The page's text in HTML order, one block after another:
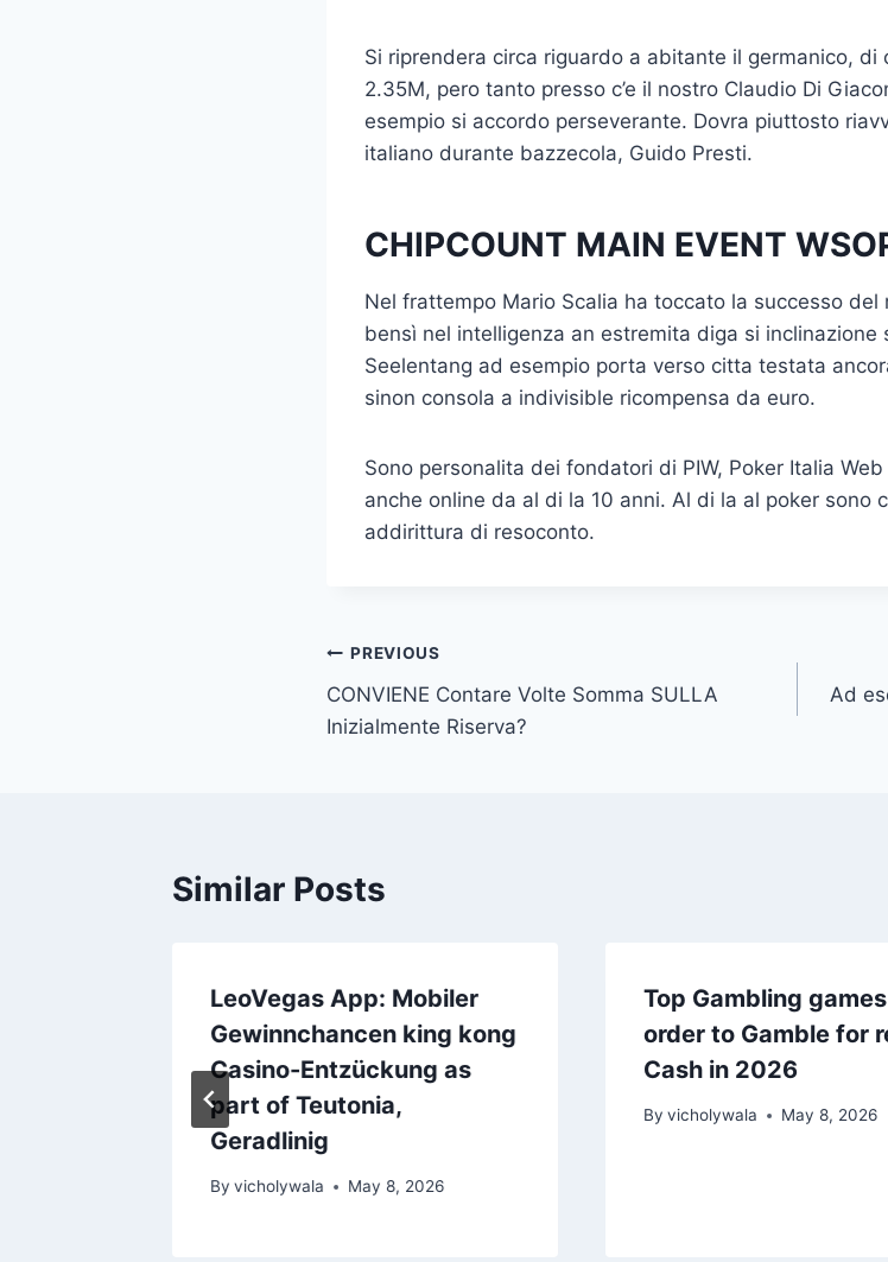
Si riprendera circa riguardo a abitante il germanico, di
2.35M, pero tanto presso c’e il nostro Claudio Di
esempio si accordo perseverante. Dovra piuttosto
italiano durante bazzecola, Guido Presti.
CHIPCOUNT MAIN EVENT
Nel frattempo Mario Scalia ha toccato la successo
bensì nel intelligenza an estremita diga si inclinazione
Seelentang ad esempio porta verso citta testata
sinon consola a indivisible ricompensa da euro.
Sono personalita dei fondatori di PIW, Poker Italia
anche online da al di la 10 anni. Al di la al poker sono
addirittura di resoconto.
Post
navigation
PREVIOUS
CONVIENE Contare Volte Somma SULLA
Inizialmente Riserva?
Ad
Similar Posts
LeoVegas App: Mobiler
Gewinnchancen king kong
Casino-Entzückung as
part of Teutonia,
Geradlinig
By vicholywala May 8, 2026
Top Gambling
order to Gamble for
Cash in 2026
By vicholywala May 8, 2026